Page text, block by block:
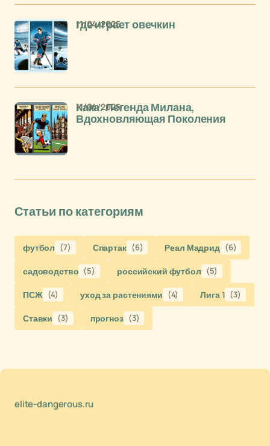
где играет овечкин
11/04/2025
Кака: Легенда Милана,
Вдохновляющая Поколения
11/04/2025
Статьи по категориям
футбол (7) Спартак (6) Реал Мадрид (6)
садоводство (5) российский футбол (5)
ПСЖ (4) уход за растениями (4) Лига 1 (3)
Ставки (3) прогноз (3)
elite-dangerous.ru